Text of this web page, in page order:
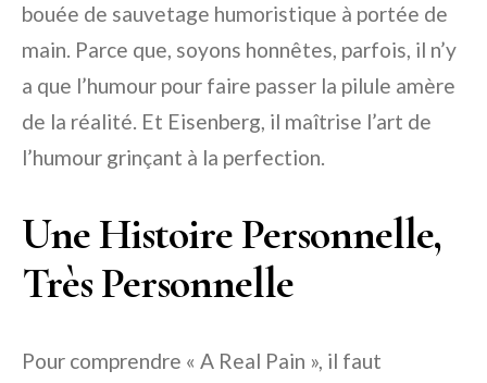
bouée de sauvetage humoristique à portée de
main. Parce que, soyons honnêtes, parfois, il n’y
a que l’humour pour faire passer la pilule amère
de la réalité. Et Eisenberg, il maîtrise l’art de
l’humour grinçant à la perfection.
Une Histoire Personnelle,
Très Personnelle
Pour comprendre « A Real Pain », il faut